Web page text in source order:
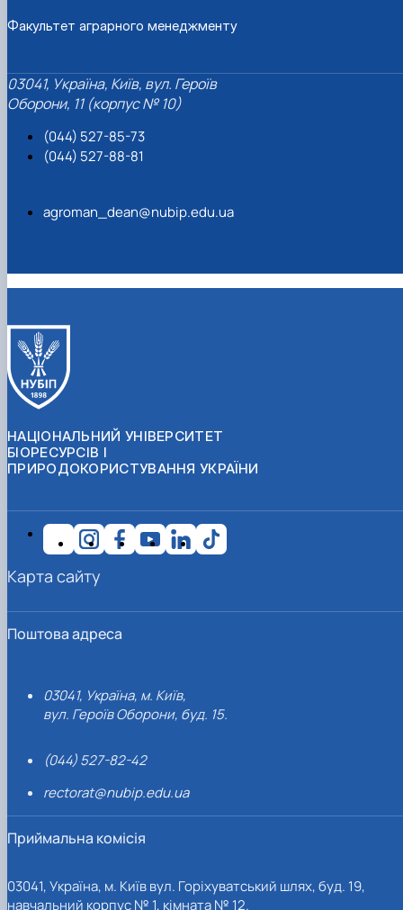
Факультет аграрного менеджменту
03041, Україна, Київ, вул. Героїв
Оборони, 11 (корпус № 10)
(044) 527-85-73
(044) 527-88-81
agroman_dean@nubip.edu.ua
НАЦІОНАЛЬНИЙ УНІВЕРСИТЕТ
БІОРЕСУРСІВ І
ПРИРОДОКОРИСТУВАННЯ УКРАЇНИ
Поштова адреса
03041, Україна, м. Київ,
вул. Героїв Оборони, буд. 15.
(044) 527-82-42
rectorat@nubip.edu.ua
Приймальна комісія
03041, Україна, м. Київ вул. Горіхуватський шлях, буд. 19,
навчальний корпус № 1, кімната № 12.
Карта сайту